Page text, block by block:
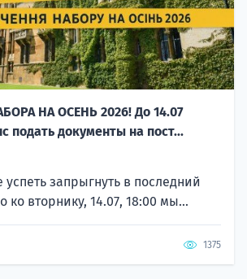
НА ОСЕНЬ 2026! До 14.07
подать документы на пост...
успеть запрыгнуть в последний
ко вторнику, 14.07, 18:00 мы...
1375